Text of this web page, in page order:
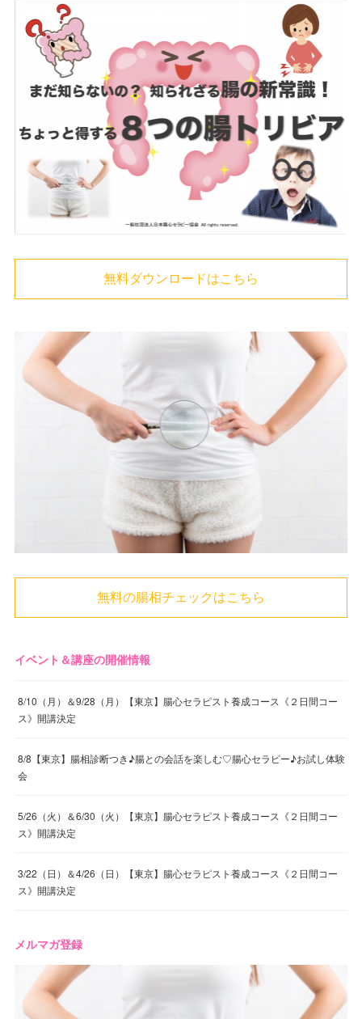
無料ダウンロードはこちら
無料の腸相チェックはこちら
イベント＆講座の開催情報
8/10（月）＆9/28（月）【東京】腸心セラピスト養成コース《２日間コー
ス》開講決定
8/8【東京】腸相診断つき♪腸との会話を楽しむ♡腸心セラピー♪お試し体験
会
5/26（火）＆6/30（火）【東京】腸心セラピスト養成コース《２日間コー
ス》開講決定
3/22（日）＆4/26（日）【東京】腸心セラピスト養成コース《２日間コー
ス》開講決定
メルマガ登録